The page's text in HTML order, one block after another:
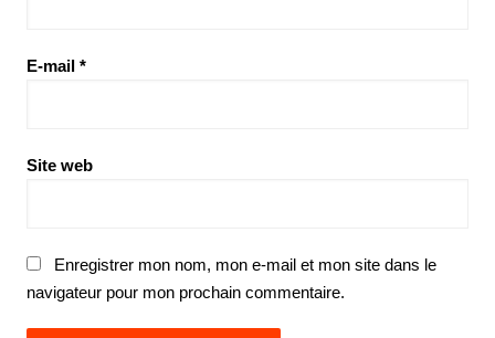
E-mail *
Site web
Enregistrer mon nom, mon e-mail et mon site dans le
navigateur pour mon prochain commentaire.